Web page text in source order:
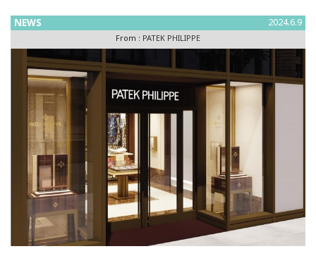
NEWS 2024.6.9
From : PATEK PHILIPPE